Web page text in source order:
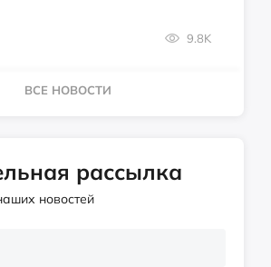
9.8K
ВСЕ НОВОСТИ
рассылка
новостей